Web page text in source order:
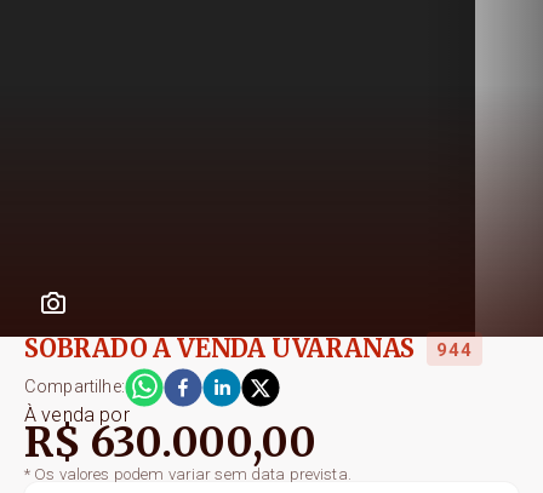
SOBRADO A VENDA UVARANAS 944
Compartilhe:
À venda por
R$ 630.000,00
* Os valores podem variar sem data prevista.